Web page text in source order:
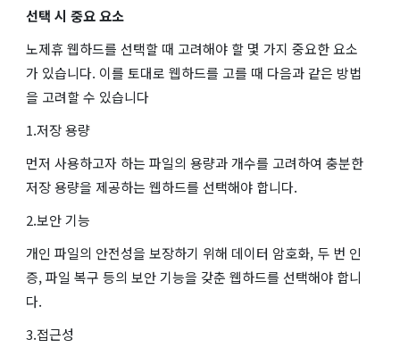
선택 시 중요 요소
노제휴 웹하드를 선택할 때 고려해야 할 몇 가지 중요한 요소
가 있습니다. 이를 토대로 웹하드를 고를 때 다음과 같은 방법
을 고려할 수 있습니다
1.저장 용량
먼저 사용하고자 하는 파일의 용량과 개수를 고려하여 충분한
저장 용량을 제공하는 웹하드를 선택해야 합니다.
2.보안 기능
개인 파일의 안전성을 보장하기 위해 데이터 암호화, 두 번 인
증, 파일 복구 등의 보안 기능을 갖춘 웹하드를 선택해야 합니
다.
3.접근성